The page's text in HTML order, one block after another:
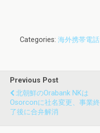
Categories: 海外携帯電話
Previous Post
北朝鮮のOrabank NKは
Osorconに社名変更、事業終
了後に合弁解消